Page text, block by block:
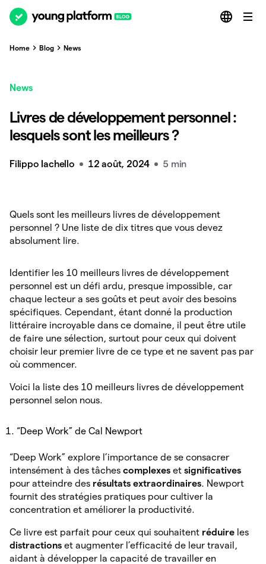
Home Blog News
News
Livres de développement personnel :
lesquels sont les meilleurs ?
Filippo Iachello 12 août, 2024 5 min
Quels sont les meilleurs livres de développement
personnel ? Une liste de dix titres que vous devez
absolument lire.
Identifier les 10 meilleurs livres de développement
personnel est un défi ardu, presque impossible, car
chaque lecteur a ses goûts et peut avoir des besoins
spécifiques. Cependant, étant donné la production
littéraire incroyable dans ce domaine, il peut être utile
de faire une sélection, surtout pour ceux qui doivent
choisir leur premier livre de ce type et ne savent pas par
où commencer.
Voici la liste des 10 meilleurs livres de développement
personnel selon nous.
“Deep Work” de Cal Newport
“Deep Work” explore l’importance de se consacrer
intensément à des tâches complexes et significatives
pour atteindre des résultats extraordinaires. Newport
fournit des stratégies pratiques pour cultiver la
concentration et améliorer la productivité.
Ce livre est parfait pour ceux qui souhaitent réduire les
distractions et augmenter l’efficacité de leur travail,
aidant à développer la capacité de travailler en